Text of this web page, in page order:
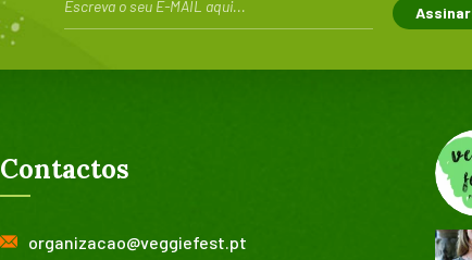
Contactos
organizacao@veggiefest.pt